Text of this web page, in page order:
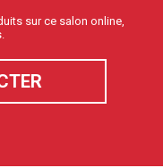
sur ce salon online,